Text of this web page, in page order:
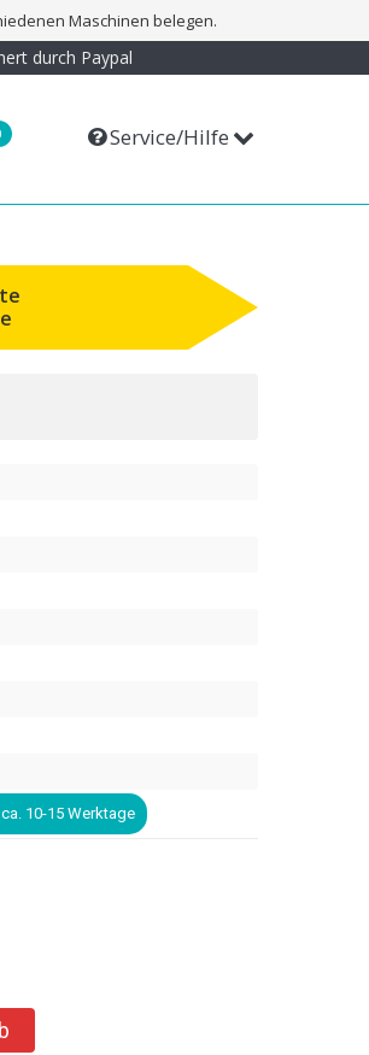
Maschinen belegen.
durch Paypal
Service/Hilfe
10-15 Werktage